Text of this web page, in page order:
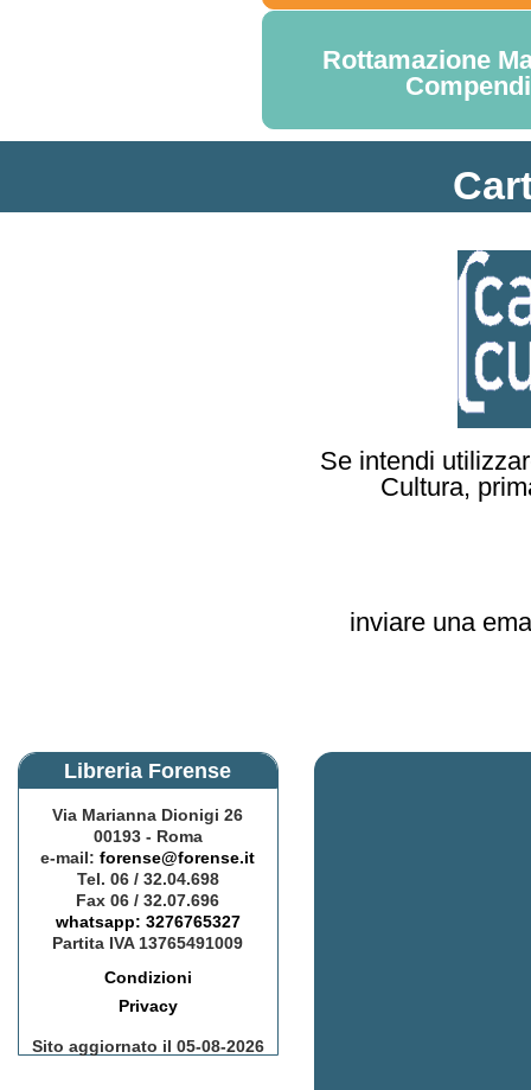
Rottamazione
Compendi
Se intendi
Cultura,
inviare una
Libreria Forense
Via Marianna Dionigi 26
00193 - Roma
e-mail:forense@forense.it
Tel. 06 / 32.04.698
Fax 06 / 32.07.696
whatsapp: 3276765327
Partita IVA 13765491009
Condizioni
Privacy
Sito aggiornato il 05-08-2026